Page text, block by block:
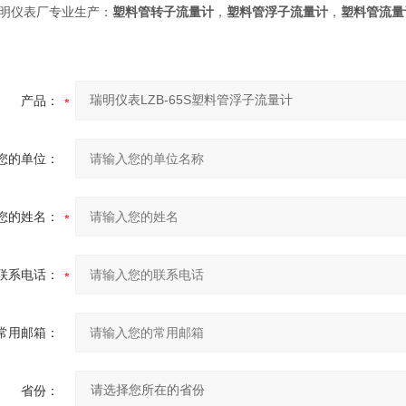
仪表厂专业生产： 塑料管转子流量计 ， 塑料管浮子流量计 ， 塑料管流
产品：
的单位：
的姓名：
系电话：
用邮箱：
省份：